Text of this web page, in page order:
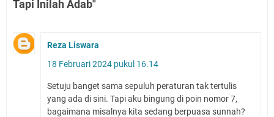
Tapi Inilah Adab"
Reza Liswara
18 Februari 2024 pukul 16.14
Setuju banget sama sepuluh peraturan tak tertulis
yang ada di sini. Tapi aku bingung di poin nomor 7,
bagaimana misalnya kita sedang berpuasa sunnah?